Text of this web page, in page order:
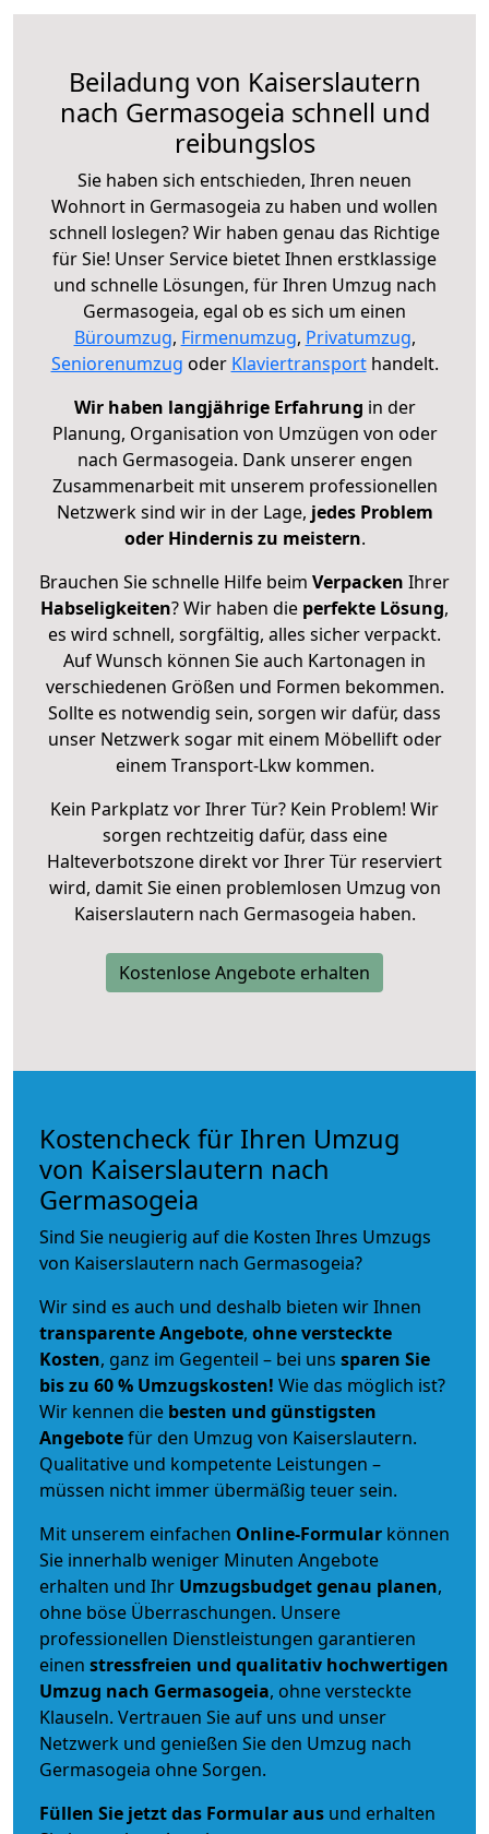
Beiladung von Kaiserslautern
nach Germasogeia schnell und
reibungslos
Sie haben sich entschieden, Ihren neuen
Wohnort in Germasogeia zu haben und wollen
schnell loslegen? Wir haben genau das Richtige
für Sie! Unser Service bietet Ihnen erstklassige
und schnelle Lösungen, für Ihren Umzug nach
Germasogeia, egal ob es sich um einen
Büroumzug, Firmenumzug, Privatumzug,
Seniorenumzug oder Klaviertransporthandelt.
Wir haben langjährige Erfahrung in der
Planung, Organisation von Umzügen von oder
nach Germasogeia. Dank unserer engen
Zusammenarbeit mit unserem professionellen
Netzwerk sind wir in der Lage, jedes Problem
oder Hindernis zu meistern.
Brauchen Sie schnelle Hilfe beim Verpacken Ihrer
Habseligkeiten? Wir haben die perfekte Lösung,
es wird schnell, sorgfältig, alles sicher verpackt.
Auf Wunsch können Sie auch Kartonagen in
verschiedenen Größen und Formen bekommen.
Sollte es notwendig sein, sorgen wir dafür, dass
unser Netzwerk sogar mit einem Möbellift oder
einem Transport-Lkw kommen.
Kein Parkplatz vor Ihrer Tür? Kein Problem! Wir
sorgen rechtzeitig dafür, dass eine
Halteverbotszone direkt vor Ihrer Tür reserviert
wird, damit Sie einen problemlosen Umzug von
Kaiserslautern nach Germasogeia haben.
Kostenlose Angebote erhalten
Kostencheck für Ihren Umzug
von Kaiserslautern nach
Germasogeia
Sind Sie neugierig auf die Kosten Ihres Umzugs
von Kaiserslautern nach Germasogeia?
Wir sind es auch und deshalb bieten wir Ihnen
transparente Angebote, ohne versteckte
Kosten, ganz im Gegenteil – bei uns sparen Sie
bis zu 60 % Umzugskosten! Wie das möglich ist?
Wir kennen die besten und günstigsten
Angebotefür den Umzug von Kaiserslautern.
Qualitative und kompetente Leistungen –
müssen nicht immer übermäßig teuer sein.
Mit unserem einfachen Online-Formular können
Sie innerhalb weniger Minuten Angebote
erhalten und Ihr Umzugsbudgetgenau planen,
ohne böse Überraschungen. Unsere
professionellen Dienstleistungen garantieren
einen stressfreien und qualitativ hochwertigen
Umzug nach Germasogeia, ohne versteckte
Klauseln. Vertrauen Sie auf uns und unser
Netzwerk und genießen Sie den Umzug nach
Germasogeia ohne Sorgen.
Füllen Sie jetzt das Formular aus und erhalten